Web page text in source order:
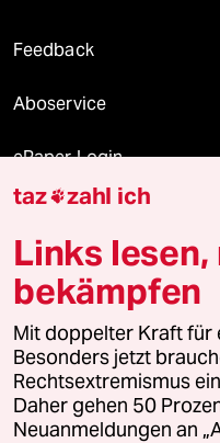
Feedback
Aboservice
ePaper Login
Downloads für
© 2026 taz Verlags und
Alle Rechte vorbehalten. Bei
wenden Sie sich bitte an
Feedback
taz zahl ich
Links
bekämpfen
Mit doppelter Kraft für
Besonders jetzt
Rechtsextremismus
Daher gehen 50
Neuanmeldungen an